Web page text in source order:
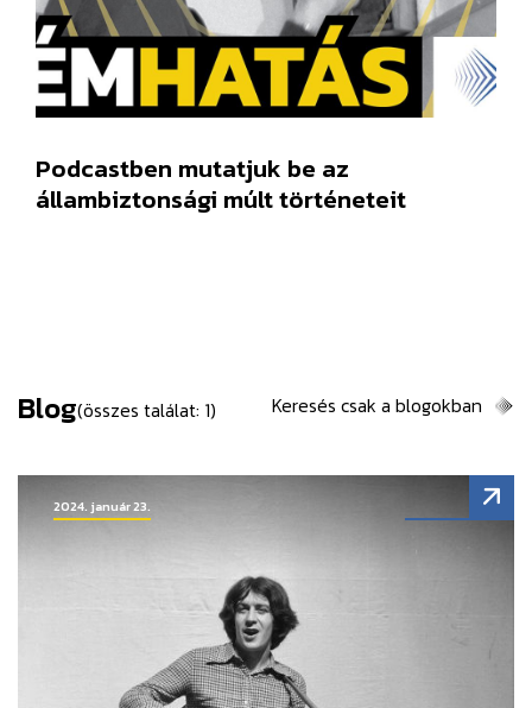
Podcastben mutatjuk be az
állambiztonsági múlt történeteit
Blog(összes találat: 1) Keresés csak a blogokban
2024. január 23.